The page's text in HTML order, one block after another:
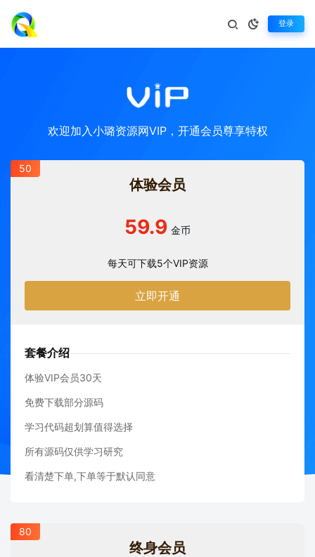
登录
欢迎加入小璐资源网VIP，开通会员尊享特权
50
体验会员
59.9 金币
每天可下载5个VIP资源
立即开通
套餐介绍
体验VIP会员30天
免费下载部分源码
学习代码超划算值得选择
所有源码仅供学习研究
看清楚下单,下单等于默认同意
80
终身会员